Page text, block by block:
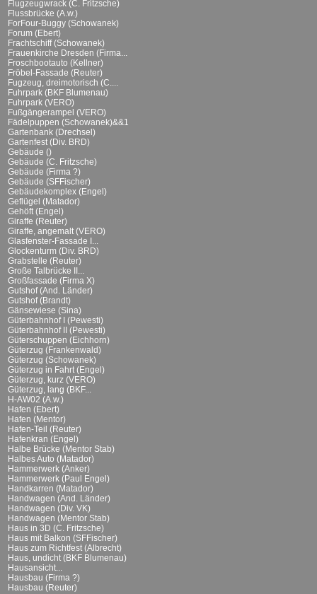
Flugzeugwrack (C. Fritzsche)
Flussbrücke (A.w.)
ForFour-Buggy (Schowanek)
Forum (Ebert)
Frachtschiff (Schowanek)
Frauenkirche Dresden (Firma...
Froschbootauto (Kellner)
Fröbel-Fassade (Reuter)
Fugzeug, dreimotorisch (C....
Fuhrpark (BKF Blumenau)
Fuhrpark (VERO)
Fußgängerampel (VERO)
Fädelpuppen (Schowanek)&&1
Gartenbank (Drechsel)
Gartenfest (Div. BRD)
Gebäude ()
Gebäude (C. Fritzsche)
Gebäude (Firma ?)
Gebäude (SFFischer)
Gebäudekomplex (Engel)
Geflügel (Matador)
Gehöft (Engel)
Giraffe (Reuter)
Giraffe, angemalt (VERO)
Glasfenster-Fassade I...
Glockenturm (Div. BRD)
Grabstelle (Reuter)
Große Talbrücke II...
Großfassade (Firma X)
Gutshof (And. Länder)
Gutshof (Brandt)
Gänsewiese (Sina)
Güterbahnhof I (Pewesti)
Güterbahnhof II (Pewesti)
Güterschuppen (Eichhorn)
Güterzug (Frankenwald)
Güterzug (Schowanek)
Güterzug in Fahrt (Engel)
Güterzug, kurz (VERO)
Güterzug, lang (BKF...
H-AW02 (A.w.)
Hafen (Ebert)
Hafen (Mentor)
Hafen-Teil (Reuter)
Hafenkran (Engel)
Halbe Brücke (Mentor Stab)
Halbes Auto (Matador)
Hammerwerk (Anker)
Hammerwerk (Paul Engel)
Handkarren (Matador)
Handwagen (And. Länder)
Handwagen (Div. VK)
Handwagen (Mentor Stab)
Haus in 3D (C. Fritzsche)
Haus mit Balkon (SFFischer)
Haus zum Richtfest (Albrecht)
Haus, undicht (BKF Blumenau)
Hausansicht...
Hausbau (Firma ?)
Hausbau (Reuter)